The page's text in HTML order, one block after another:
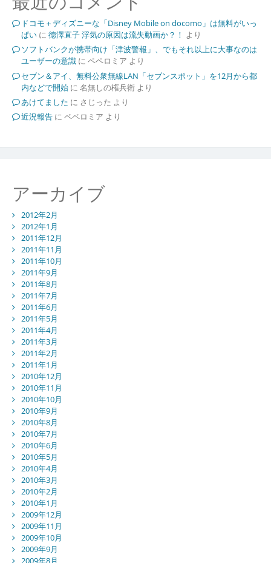
ドコモ＋ディズニーな「Disney Mobile on docomo」は無料がいっ
ぱいに 徳澤直子 浮気の原因は流失動画か？！ より
ソフトバンクが携帯向け「津波警報」、でもそれ以上に大事なのは
ユーザーの意識に ペペロミア より
セブン＆アイ、無料公衆無線LAN「セブンスポット」を12月から都
内などで開始に 名無しの権兵衛より
あけてました に さじった より
近況報告に ペペロミア より
アーカイブ
2012年2月
2012年1月
2011年12月
2011年11月
2011年10月
2011年9月
2011年8月
2011年7月
2011年6月
2011年5月
2011年4月
2011年3月
2011年2月
2011年1月
2010年12月
2010年11月
2010年10月
2010年9月
2010年8月
2010年7月
2010年6月
2010年5月
2010年4月
2010年3月
2010年2月
2010年1月
2009年12月
2009年11月
2009年10月
2009年9月
2009年8月